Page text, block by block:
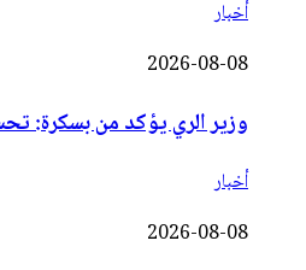
أخبار
2026-08-08
وزير الري يؤكد من بسكرة:
أخبار
2026-08-08